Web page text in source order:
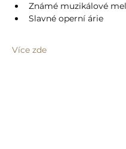
Známé muzikálové
Slavné operní árie
Více zde